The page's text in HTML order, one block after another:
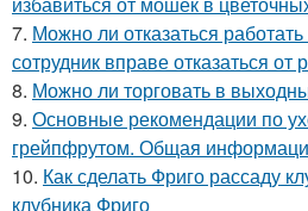
7. Можно ли отказаться
сотрудник вправе отказаться
8. Можно ли торговать в
9. Основные рекомендации по
грейпфрутом. Общая
10. Как сделать Фриго рассаду
клубника Фриго